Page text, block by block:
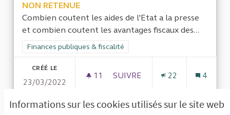
Informations sur les cookies utilisés sur le site web
NON RETENUE
Combien coutent les aides de l'Etat a la presse
et combien coutent les avantages fiscaux des...
Filtrer les résultats de la catégorie : Finances publiques &
Finances publiques & fiscalité
CRÉÉ LE
23/03/2022
11 11 ABONNÉS
SUIVRE
22 4
VOIR LA PROPOSITIONAIDES